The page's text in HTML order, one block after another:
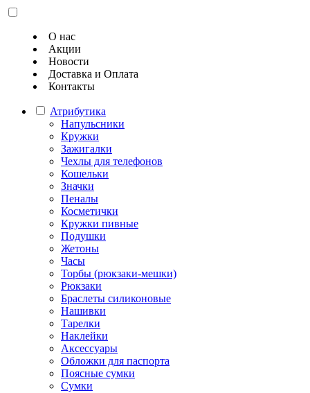
О нас
Акции
Новости
Доставка и Оплата
Контакты
Атрибутика
Напульсники
Кружки
Зажигалки
Чехлы для телефонов
Кошельки
Значки
Пеналы
Косметички
Кружки пивные
Подушки
Жетоны
Часы
Торбы (рюкзаки-мешки)
Рюкзаки
Браслеты силиконовые
Нашивки
Тарелки
Наклейки
Аксессуары
Обложки для паспорта
Поясные сумки
Сумки